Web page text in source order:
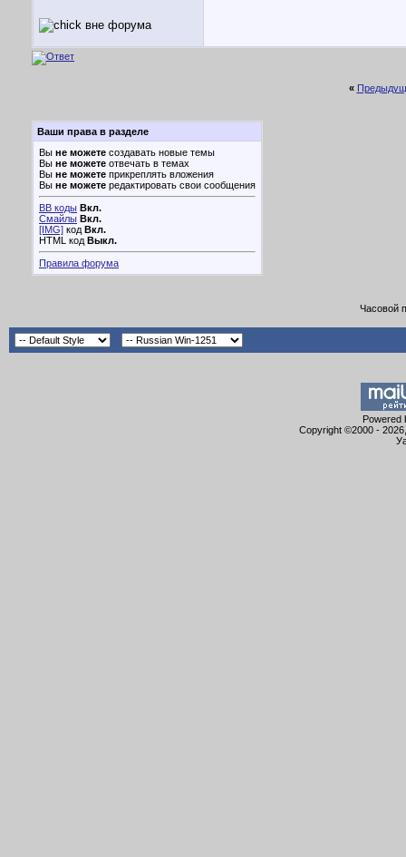
«
Ваши права в разделе
Вы не можете создавать новые темы
Вы не можете отвечать в темах
Вы не можете прикреплять вложения
Вы не можете редактировать свои сообщения
BB коды Вкл.
Смайлы Вкл.
[IMG] код Вкл.
HTML код Выкл.
Правила форума
Часовой
Powered
Copyright ©2000 -